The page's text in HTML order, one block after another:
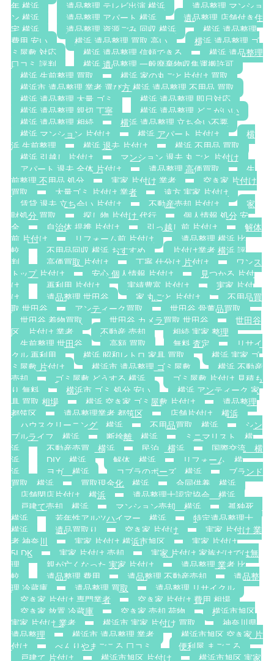
年 横浜
遺品整理 テレビ出演 横浜
遺品整理 マンショ
ン 横浜
遺品整理 アパート 横浜
遺品整理 店舗付き住
宅 横浜
遺品整理 資源ごみ 回収 横浜
横浜 遺品整理
費用 安い
横浜 遺品整理 買取 高い
横浜 遺品整理 ゴ
ミ屋敷 対応
横浜 遺品整理 信頼できる
横浜 遺品整理
口コミ 評判
横浜 遺品整理 一般廃棄物収集運搬許可
横浜 生前整理 買取
横浜 家の丸ごと片付け 買取
横浜市 遺品整理 業者 選び方 横浜 遺品整理 不用品 買取
横浜 遺品整理 大量 ゴミ
横浜 遺品整理 即日対応
横浜 遺品整理 親切 丁寧
横浜 遺品整理 どこがいい
横浜 遺品整理 相続
横浜 遺品整理 立ち合い不要
横浜 マンション 片付け
横浜 アパート 片付け
横
浜 生前整理
横浜 退去 片付け
横浜 不用品 買取
横浜 引越し 片付け
マンション 退去 丸ごと 片付け
アパート 退去 全体 片付け
遺品整理 高価買取
生
前整理 不用品 処分
実家 片付け 業者
空き家 片付け
買取
大量ゴミ 片付け 業者
遠方 実家 片付け
賃貸 退去 立ち会い 片付け
不動産売却 片付け
家
財処分 買取
探し物 片付け 代行
個人情報 処分 安
全
自治体 提携 片付け 引っ越し前 片付け
解体
前 片付け
リフォーム前 片付け
遺品整理 横浜 比
較
不用品回収 横浜 おすすめ
片付け業者 横浜 評
判
高価買取 片付け 丁寧 仕分け 片付け
ワンス
トップ 片付け
安心 個人情報 片付け
見つかる 片付
け
再利用 片付け 実績豊富 片付け
実家 片付
け
遺品整理 世田谷 家 丸ごと 片付け
不用品買
取 世田谷
アンティーク買取
世田谷 骨董品買取
世田谷 着物買取
世田谷 カメラ買取 世田谷
世田谷
区 片付け 業者
不動産 売却
相続 実家 整理
生前整理 世田谷
高額 買取 無料 査定
リサイ
クル 再利用
横浜 昭和レトロ 家具 買取
横浜 実家 ゴ
ミ屋敷 片付け
横浜市 遺品整理 ゴミ屋敷
横浜 不動産
売却
ゴミ屋敷 どうする 横浜
ゴミ屋敷 片付け 見積も
り 無料
横浜市 ゴミ 処分 安い
横浜 アンティーク 家
具 買取 相場
横浜 空き家 ゴミ屋敷 片付け
遺品整理
都筑区
遺品整理業者 都筑区
店舗片付け 横浜
ハウスクリーニング 横浜
不用品買取 横浜
シン
プルライフ 横浜
断捨離 横浜
ミニマリスト 横
浜
不動産売買 横浜 民泊 横浜
国際交流 横
浜
DIY 横浜 解体 横浜
リフォーム 横
浜
ヨガ 横浜 コブラのポーズ 横浜
ブランド
買取 横浜
買取現金化 横浜
合同供養 横浜
店舗閉店片付け 横浜
遺品整理士認定協会 横浜
戸建て売却 横浜
マンション売却 横浜
孤独死
横浜
若年性アルツハイマー 横浜
特定遺品整理士
横浜
遺品買取り 空き家 片付け
実家 片付け 業
者 神奈川
実家 片付け 横浜市旭区
実家 片付け
5LDK
実家 片付け 売却
実家 片付け 家族だけでは無
理
親が亡くなった 実家 片付け
遺品整理 業者 比
較
遺品整理 費用 遺品整理 不動産売却
遺品整
理 冷蔵庫
遺品整理 買取
遺品整理 リサイクル
空き家 片付け 専門業者
空き家 片付け 費用 相場
空き家 放置 冷蔵庫
空き家 売却 荷物
横浜市旭区
実家 片付け 業者
横浜市 実家 片付け 買取
神奈川県
遺品整理
横浜市 遺品整理 業者
横浜市旭区 空き家 片
付け
べんりやまごころ 口コミ
便利屋 まごころ
戸建て 片付け
横浜市旭区 片付け 横浜市旭区 実家